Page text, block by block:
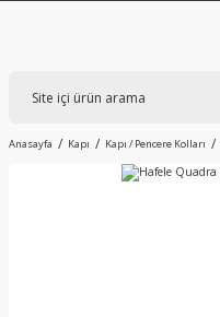
Anasayfa Kapı Kapı / Pencere Kolları